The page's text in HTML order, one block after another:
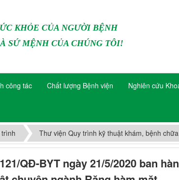
KHỎE CỦA NGƯỜI BỆNH
SỨ MỆNH CỦA CHÚNG TÔI!
công tác Chất lượng Bệnh viện Nghiên cứu
Thư viện Quy trình kỹ thuật khám, bệnh
QĐ-BYT ngày 21/5/2020 ban